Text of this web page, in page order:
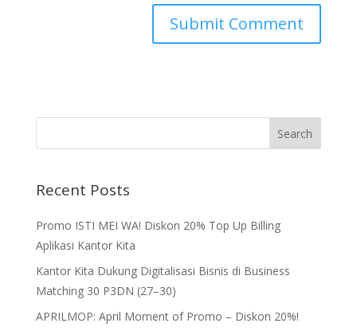
Recent Posts
Promo ISTI MEI WA! Diskon 20% Top Up Billing
Aplikasi Kantor Kita
Kantor Kita Dukung Digitalisasi Bisnis di Business
Matching 30 P3DN (27–30)
APRILMOP: April Moment of Promo – Diskon 20%!